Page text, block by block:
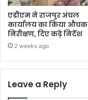
एडीएम ने राजपुर अंचल
कार्यालय का किया औचक
निरीक्षण, दिए कड़े निर्देश
2 weeks ago
Leave a Reply